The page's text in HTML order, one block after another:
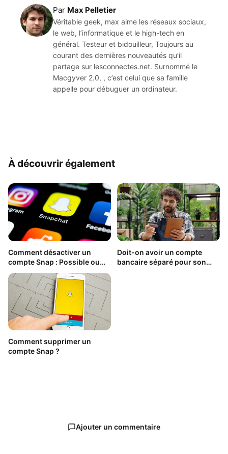
Par Max Pelletier
Véritable geek, max aime les réseaux sociaux,
le web, l’informatique et le high-tech en
général. Testeur et bidouilleur, Toujours au
courant des dernières nouveautés qu’il
partage sur lesconnectes.net. Surnommé le
Macgyver 2.0, , c’est celui que sa famille
appelle pour débuguer un ordinateur.
À découvrir également
Comment désactiver un
compte Snap : Possible ou
pas ?
Doit-on avoir un compte
bancaire séparé pour son
Comment supprimer un
compte Snap ?
Ajouter un commentaire